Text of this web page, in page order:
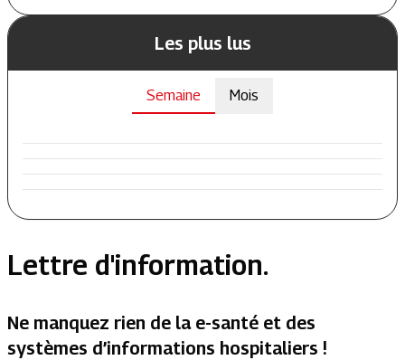
Les plus lus
Semaine Mois
Lettre d'information.
Ne manquez rien de la e-santé et des
systèmes d’informations hospitaliers !